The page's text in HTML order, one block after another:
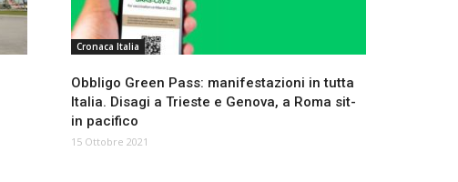
Cronaca Italia
Obbligo Green Pass: manifestazioni in tutta
Italia. Disagi a Trieste e Genova, a Roma sit-
in pacifico
15 Ottobre 2021